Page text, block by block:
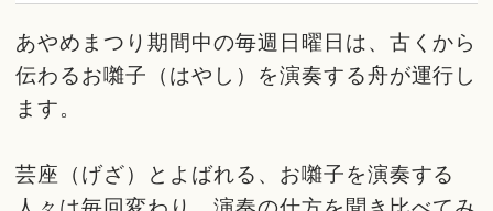
あやめまつり期間中の毎週日曜日は、古くから
伝わるお囃子（はやし）を演奏する舟が運行し
ます。
芸座（げざ）とよばれる、お囃子を演奏する